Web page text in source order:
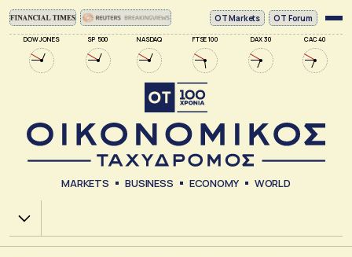
DOW JONES SP 500 NASDAQ FTSE 100 DAX 30 CAC 40
ΟΤ Markets OT Forum
MARKETS BUSINESS ECONOMY WORLD
Χ.Α.